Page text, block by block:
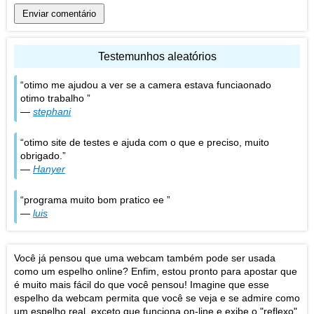
Enviar comentário
Testemunhos aleatórios
otimo me ajudou a ver se a camera estava funciaonado
otimo trabalho
— stephani
otimo site de testes e ajuda com o que e preciso, muito
obrigado.
— Hanyer
programa muito bom pratico ee
— luis
Você já pensou que uma webcam também pode ser usada
como um espelho online? Enfim, estou pronto para apostar que
é muito mais fácil do que você pensou! Imagine que esse
espelho da webcam permita que você se veja e se admire como
um espelho real, exceto que funciona on-line e exibe o "reflexo"